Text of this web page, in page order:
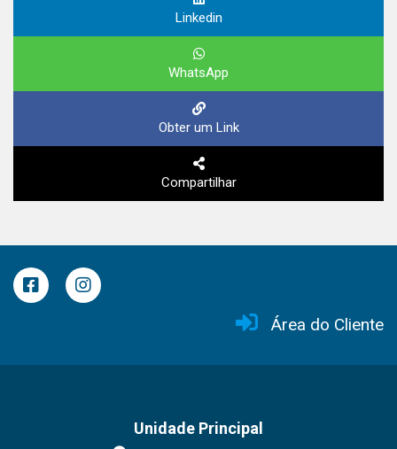
Linkedin
WhatsApp
Obter um Link
Compartilhar
Área do Cliente
Unidade Principal